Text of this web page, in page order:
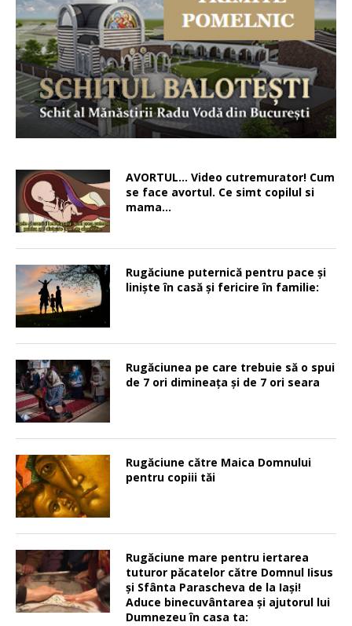
AVORTUL… Video cutremurator! Cum
se face avortul. Ce simt copilul si
mama…
Rugăciune puternică pentru pace şi
linişte în casă şi fericire în familie:
Rugăciunea pe care trebuie să o spui
de 7 ori dimineața și de 7 ori seara
Rugăciune către Maica Domnului
pentru copiii tăi
Rugăciune mare pentru iertarea
tuturor păcatelor către Domnul Iisus
şi Sfânta Parascheva de la Iaşi!
Aduce binecuvântarea şi ajutorul lui
Dumnezeu în casa ta: